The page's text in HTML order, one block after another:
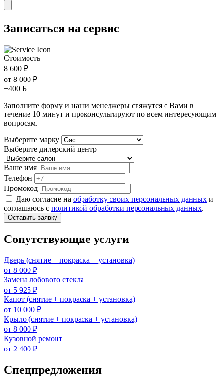
Записаться на сервис
Стоимость
8 600 ₽
от 8 000 ₽
+400 Б
Заполните форму и наши менеджеры свяжутся с Вами в
течение 10 минут и проконсультируют по всем интересующим
вопросам.
Выберите марку
Выберите дилерский центр
Ваше имя
Телефон
Промокод
Даю согласие на обработку своих персональных данных и
соглашаюсь с политикой обработки персональных данных.
Оставить заявку
Сопутствующие услуги
Дверь (снятие + покраска + установка)
от 8 000 ₽
Замена лобового стекла
от 5 925 ₽
Капот (снятие + покраска + установка)
от 10 000 ₽
Крыло (снятие + покраска + установка)
от 8 000 ₽
Кузовной ремонт
от 2 400 ₽
Спецпредложения